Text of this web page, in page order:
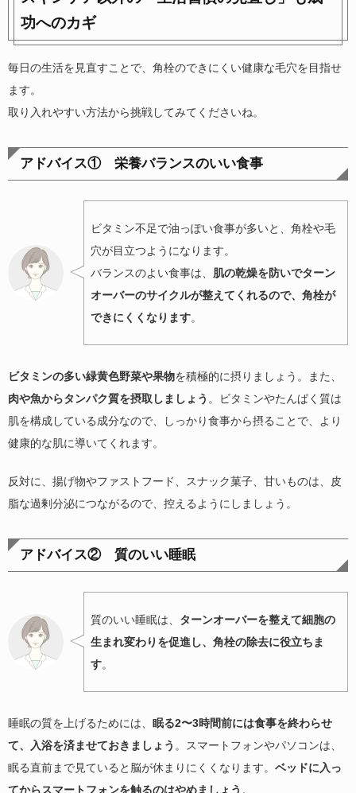
功へのカギ
毎日の生活を見直すことで、角栓のできにくい健康な毛穴を目指せ
ます。
取り入れやすい方法から挑戦してみてくださいね。
アドバイス① 栄養バランスのいい食事
ビタミン不足で油っぽい食事が多いと、角栓や毛
穴が目立つようになります。
バランスのよい食事は、 肌の乾燥を防いでターン
オーバーのサイクルが整えてくれるので、角栓が
できにくくなります。
ビタミンの多い緑黄色野菜や果物を積極的に摂りましょう。また、
肉や魚からタンパク質を摂取しましょう 。ビタミンやたんぱく質は
肌を構成している成分なので、しっかり食事から摂ることで、より
健康的な肌に導いてくれます。
反対に、揚げ物やファストフード、スナック菓子、甘いものは、皮
脂な過剰分泌につながるので、控えるようにしましょう。
アドバイス② 質のいい睡眠
質のいい睡眠は、 ターンオーバーを整えて細胞の
生まれ変わりを促進し、角栓の除去に役立ちま
す。
睡眠の質を上げるためには、 眠る2〜3時間前には食事を終わらせ
て、入浴を済ませておきましょう 。スマートフォンやパソコンは、
眠る直前まで見ていると脳が休まりにくくなります。 ベッドに入っ
てからスマートフォンを触るのはやめましょう 。